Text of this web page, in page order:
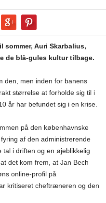
Auri Skarbalius,
de blå-gules kultur tilbage.
den, men inden for banens
størrelse at forholde sig til i
år har befundet sig i en krise.
på den københavnske
af den administrerende
i driften og en øjeblikkelig
det kom frem, at Jan Bech
online-profil på
kritiseret cheftræneren og den